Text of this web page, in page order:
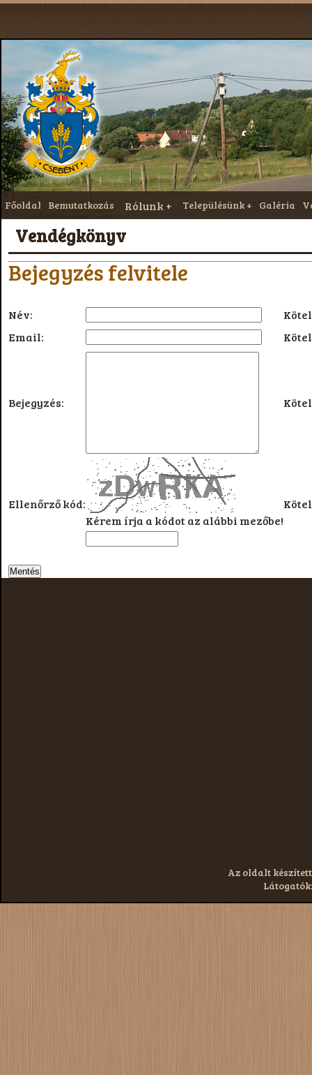
Főoldal Bemutatkozás Rólunk Településünk Galéria
Vendégkönyv
Bejegyzés felvitele
Név:
Email:
Bejegyzés:
Ellenőrző kód:
Kérem írja a kódot az alábbi mezőbe!
Mentés
Az oldalt